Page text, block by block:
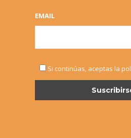
EMAIL
Si continúas, aceptas la